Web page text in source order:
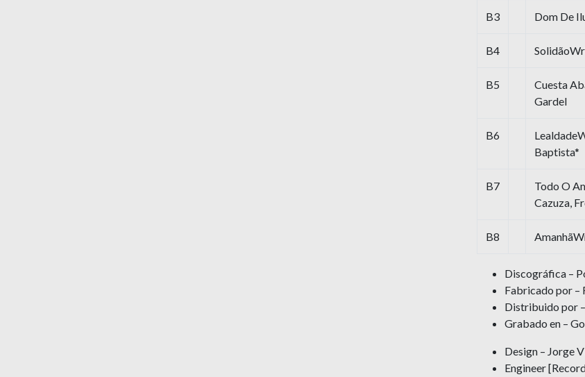
B3 Dom De
B4
B5
Cuesta
Gardel
B6
Baptista*
B7
Todo O
Cazuza,
B8
Discográfica –
Fabricado por –
Distribuido por
Grabado en –
Design – Jorge
Engineer